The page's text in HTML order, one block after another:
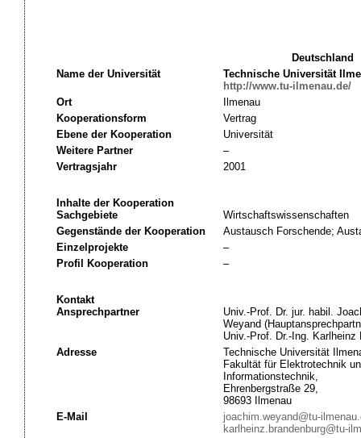
Deutschland
Name der Universität
Technische Universität
http://www.tu-ilmenau.de/
Ort
Ilmenau
Kooperationsform
Vertrag
Ebene der Kooperation
Universität
Weitere Partner
–
Vertragsjahr
2001
Inhalte der Kooperation
Sachgebiete
Wirtschaftswissenschaften
Gegenstände der Kooperation
Austausch Forschende;
Einzelprojekte
–
Profil Kooperation
–
Kontakt
Ansprechpartner
Univ.-Prof. Dr. jur. habil.
Weyand
Univ.-Prof. Dr.-Ing. Karlheinz
Adresse
Technische Universität
Fakultät für Elektrotechnik
Informationstechnik,
Ehrenbergstraße 29,
98693 Ilmenau
E-Mail
joachim.weyand@tu-
karlheinz.brandenburg@tu-